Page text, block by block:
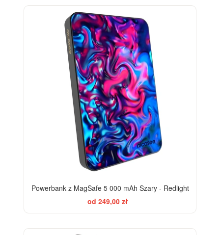
Powerbank z MagSafe 5 000 mAh Szary - Redlight
od 249,00 zł